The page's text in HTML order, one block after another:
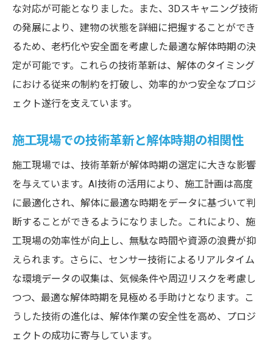
な対応が可能となりました。また、3Dスキャニング技術
の発展により、建物の状態を詳細に把握することができ
るため、老朽化や安全面を考慮した最適な解体時期の決
定が可能です。これらの技術革新は、解体のタイミング
における従来の制約を打破し、効率的かつ安全なプロジ
ェクト遂行を支えています。
施工現場での技術革新と解体時期の相関性
施工現場では、技術革新が解体時期の選定に大きな影響
を与えています。AI技術の活用により、施工計画は高度
に最適化され、解体に最適な時期をデータに基づいて判
断することができるようになりました。これにより、施
工現場の効率性が向上し、無駄な時間や資源の浪費が抑
えられます。さらに、センサー技術によるリアルタイム
な環境データの収集は、気候条件や周辺リスクを考慮し
つつ、最適な解体時期を見極める手助けとなります。こ
うした技術の進化は、解体作業の安全性を高め、プロジ
ェクトの成功に寄与しています。